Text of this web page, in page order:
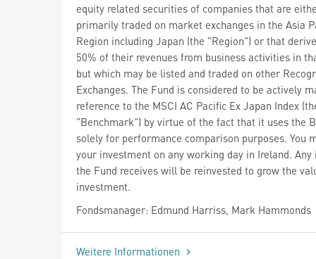
equity related securities of companies that are
primarily traded on market exchanges in the Asia
Region including Japan (the "Region") or that
50% of their revenues from business activities in
but which may be listed and traded on other
Exchanges. The Fund is considered to be actively
reference to the MSCI AC Pacific Ex Japan Index
"Benchmark") by virtue of the fact that it uses the
solely for performance comparison purposes. You
your investment on any working day in Ireland. Any
the Fund receives will be reinvested to grow the
investment.
Fondsmanager: Edmund Harriss, Mark Hammonds
Weitere Informationen